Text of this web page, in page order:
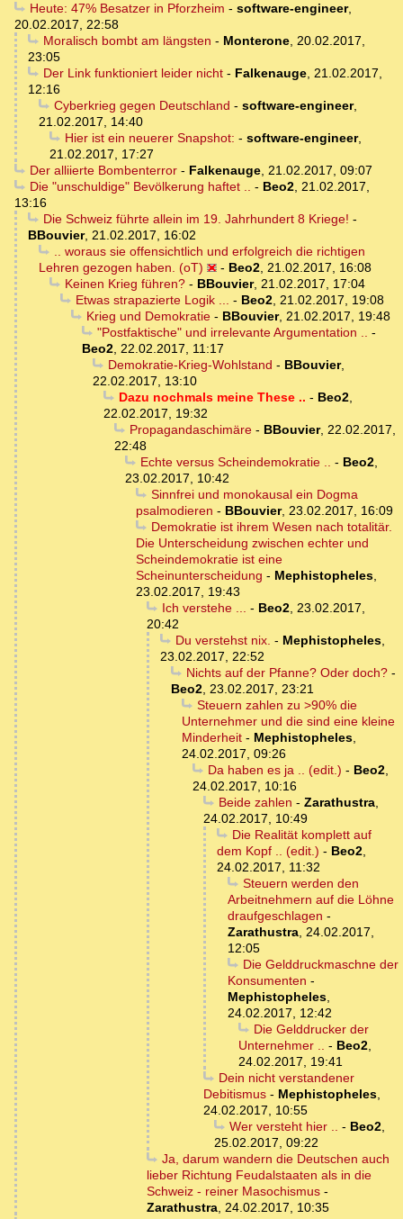
Heute: 47% Besatzer in Pforzheim - software-engineer,
20.02.2017, 22:58
Moralisch bombt am längsten - Monterone, 20.02.2017,
23:05
Der Link funktioniert leider nicht- Falkenauge, 21.02.2017,
12:16
Cyberkrieg gegen Deutschland - software-engineer,
21.02.2017, 14:40
Hier ist ein neuerer Snapshot: - software-engineer,
21.02.2017, 17:27
Der alliierte Bombenterror- Falkenauge, 21.02.2017, 09:07
Die "unschuldige" Bevölkerung haftet .. - Beo2, 21.02.2017,
13:16
Die Schweiz führte allein im 19. Jahrhundert 8 Kriege! -
BBouvier, 21.02.2017, 16:02
.. woraus sie offensichtlich und erfolgreich die richtigen
Lehren gezogen haben. (oT)
- Beo2, 21.02.2017, 16:08
Keinen Krieg führen?- BBouvier, 21.02.2017, 17:04
Etwas strapazierte Logik ... - Beo2, 21.02.2017, 19:08
Krieg und Demokratie- BBouvier, 21.02.2017, 19:48
"Postfaktische" und irrelevante Argumentation .. -
Beo2, 22.02.2017, 11:17
Demokratie-Krieg-Wohlstand - BBouvier,
22.02.2017, 13:10
Dazu nochmals meine These .. - Beo2,
22.02.2017, 19:32
Propagandaschimäre- BBouvier, 22.02.2017,
22:48
Echte versus Scheindemokratie .. - Beo2,
23.02.2017, 10:42
Sinnfrei und monokausal ein Dogma
psalmodieren - BBouvier, 23.02.2017, 16:09
Demokratie ist ihrem Wesen nach totalitär.
Die Unterscheidung zwischen echter und
Scheindemokratie ist eine
Scheinunterscheidung - Mephistopheles,
23.02.2017, 19:43
Ich verstehe ... - Beo2, 23.02.2017,
20:42
Du verstehst nix. - Mephistopheles,
23.02.2017, 22:52
Nichts auf der Pfanne? Oder doch?-
Beo2, 23.02.2017, 23:21
Steuern zahlen zu >90% die
Unternehmer und die sind eine kleine
Minderheit - Mephistopheles,
24.02.2017, 09:26
Da haben es ja .. (edit.) - Beo2,
24.02.2017, 10:16
Beide zahlen - Zarathustra,
24.02.2017, 10:49
Die Realität komplett auf
dem Kopf .. (edit.) - Beo2,
24.02.2017, 11:32
Steuern werden den
Arbeitnehmern auf die Löhne
draufgeschlagen -
Zarathustra, 24.02.2017,
12:05
Die Gelddruckmaschne der
Konsumenten -
Mephistopheles,
24.02.2017, 12:42
Die Gelddrucker der
Unternehmer .. - Beo2,
24.02.2017, 19:41
Dein nicht verstandener
Debitismus - Mephistopheles,
24.02.2017, 10:55
Wer versteht hier .. - Beo2,
25.02.2017, 09:22
Ja, darum wandern die Deutschen auch
lieber Richtung Feudalstaaten als in die
Schweiz - reiner Masochismus -
Zarathustra, 24.02.2017, 10:35